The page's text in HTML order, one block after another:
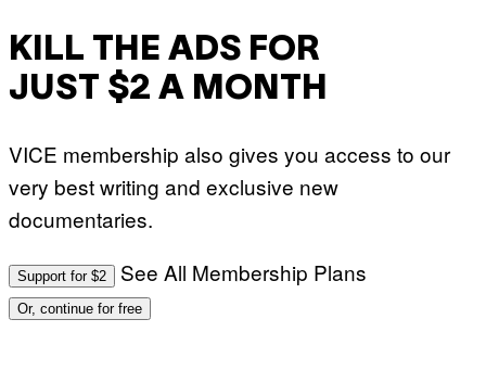
KILL THE ADS FOR
JUST $2 A MONTH
VICE membership also gives you access to our
very best writing and exclusive new
documentaries.
Support for $2 See All Membership Plans
Or, continue for free